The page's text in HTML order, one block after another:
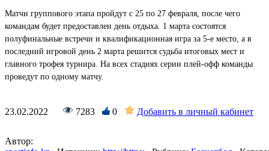
Матчи группового этапа пройдут с 25 по 27 февраля, после чего
командам будет предоставлен день отдыха. 1 марта состоятся
полуфинальные встречи и квалификационная игра за 5-е место, а в
последний игровой день 2 марта решится судьба итоговых мест и
главного трофея турнира. На всех стадиях серии плей-офф команды
проведут по одному матчу.
23.02.2022 7283 0 Добавить в личный кабинет
Автор: